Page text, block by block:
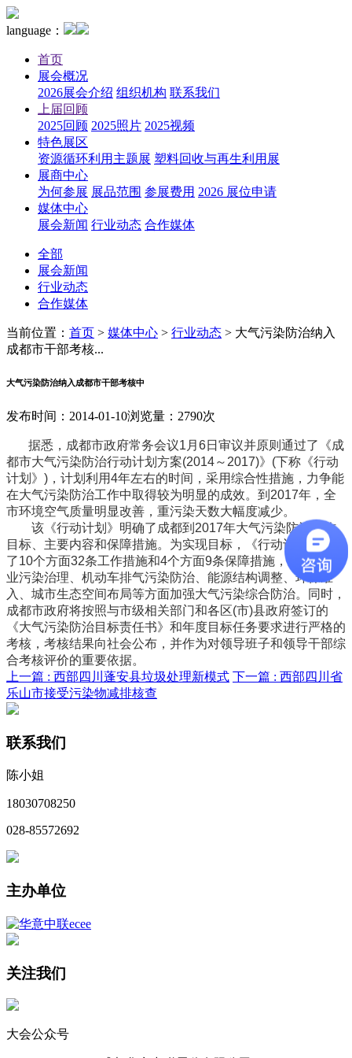
language：
首页
展会概况
2026展会介绍 组织机构 联系我们
上届回顾
2025回顾 2025照片 2025视频
特色展区
资源循环利用主题展 塑料回收与再生利用展
展商中心
为何参展 展品范围 参展费用 2026 展位申请
媒体中心
展会新闻 行业动态 合作媒体
全部
展会新闻
行业动态
合作媒体
当前位置： 首页 > 媒体中心 > 行业动态 > 大气污染防治纳入
成都市干部考核...
大气污染防治纳入成都市干部考核中
发布时间：2014-01-10浏览量：2790次
据悉，成都市政府常务会议1月6日审议并原则通过了《成
都市大气污染防治行动计划方案(2014～2017)》(下称《行动
计划》)，计划利用4年左右的时间，采用综合性措施，力争能
在大气污染防治工作中取得较为明显的成效。到2017年，全
市环境空气质量明显改善，重污染天数大幅度减少。
该《行动计划》明确了成都到2017年大气污染防治工作
目标、主要内容和保障措施。为实现目标，《行动计划》提出
了10个方面32条工作措施和4个方面9条保障措施，从工业企
业污染治理、机动车排气污染防治、能源结构调整、环保准
入、城市生态空间布局等方面加强大气污染综合防治。同时，
成都市政府将按照与市级相关部门和各区(市)县政府签订的
《大气污染防治目标责任书》和年度目标任务要求进行严格的
考核，考核结果向社会公布，并作为对领导班子和领导干部综
合考核评价的重要依据。
上一篇 : 西部四川蓬安县垃圾处理新模式 下一篇 : 西部四川省
乐山市接受污染物减排核查
联系我们
陈小姐
18030708250
028-85572692
主办单位
关注我们
大会公众号